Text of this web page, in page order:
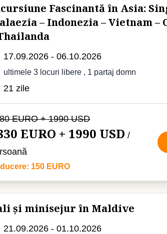
Fascinantă în Asia:
– Indonezia – Vietnam –
17.09.2026 - 06.10.2026
ultimele 3 locuri libere , 1 partaj domn
21 zile
EURO + 1990 USD
EURO + 1990 USD /
150 EURO
și minisejur în Maldive
21.09.2026 - 01.10.2026